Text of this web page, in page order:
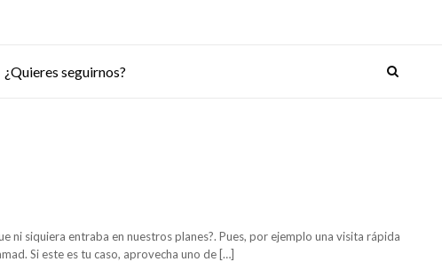
¿Quieres seguirnos?
ni siquiera entraba en nuestros planes?. Pues, por ejemplo una visita rápida
Si este es tu caso, aprovecha uno de […]